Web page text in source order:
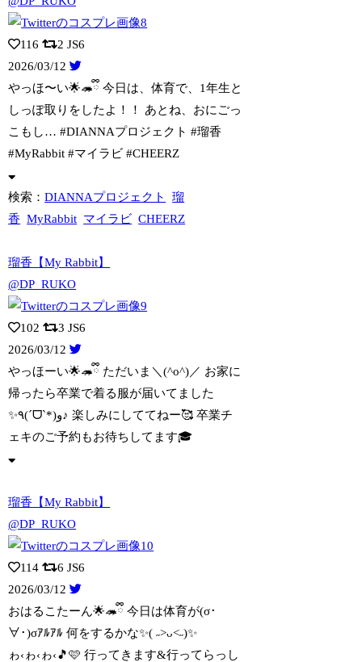
116 2 JS6
2026/03/12
やっほ〜い🌟🦔ྀི 今日は、体育で、1年生と
しっぽ取りをしたよ！！ あとね、おにごっ
こもし… #DIANNAプロジェクト #瑠香
#MyRabbit #マイラビ #CHEERZ
検索：DIANNAプロジェクト
瑠
香 MyRabbit マイラビ CHEERZ
瑠香【My Rabbit】
@DP_RUKO
102 3 JS6
2026/03/12
やっほーい🌟🦔ྀི ただいま＼(^o^)／ お家に
帰ったら卒業で着る服が届いてま した
✨️٩(ˊᗜˋ*)و♪ 楽しみにしててねー🥰 卒業チ
ェキのご予約もお待ちしてます🎓
瑠香【My Rabbit】
@DP_RUKO
114 6 JS6
2026/03/12
おはるこたーん🌟🦔ྀི 今日は体育が(σ･
∀･)σｱﾙｱﾙ 何をするかな✨( ˶>ᴗ<˶)✨
ゎ‹ゎ‹ゎ‹🎵🩷 行ってきます&行ってらっし